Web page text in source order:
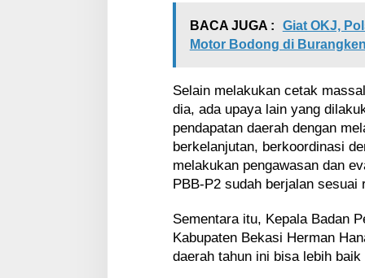
BACA JUGA :
Giat OKJ,
Motor Bodong di
Selain melakukan cetak
dia, ada upaya lain yang
pendapatan daerah dengan
berkelanjutan, berkoordinasi
melakukan pengawasan dan
PBB-P2 sudah berjalan sesuai
Sementara itu, Kepala Badan
Kabupaten Bekasi Herman
daerah tahun ini bisa lebih